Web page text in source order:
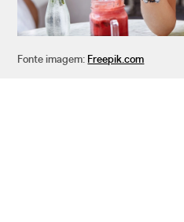
Fonte imagem: Freepik.com